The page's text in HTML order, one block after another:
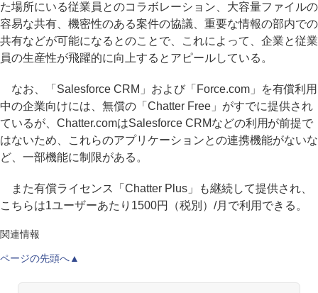
た場所にいる従業員とのコラボレーション、大容量ファイルの
容易な共有、機密性のある案件の協議、重要な情報の部内での
共有などが可能になるとのことで、これによって、企業と従業
員の生産性が飛躍的に向上するとアピールしている。
なお、「Salesforce CRM」および「Force.com」を有償利用
中の企業向けには、無償の「Chatter Free」がすでに提供され
ているが、Chatter.comはSalesforce CRMなどの利用が前提で
はないため、これらのアプリケーションとの連携機能がないな
ど、一部機能に制限がある。
また有償ライセンス「Chatter Plus」も継続して提供され、
こちらは1ユーザーあたり1500円（税別）/月で利用できる。
関連情報
ページの先頭へ▲